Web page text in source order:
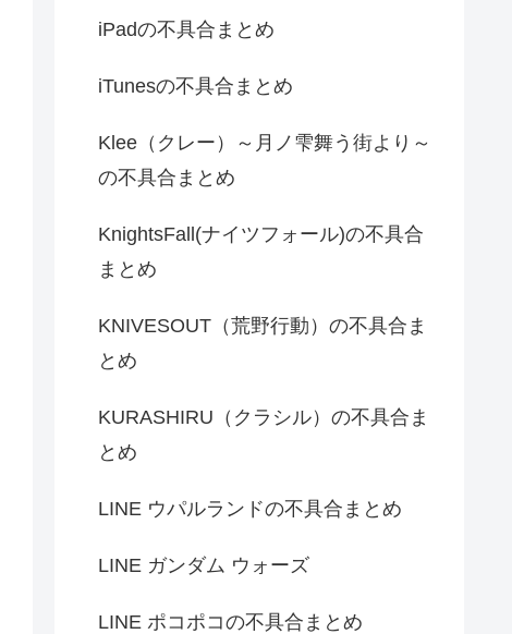
iPadの不具合まとめ
iTunesの不具合まとめ
Klee（クレー）～月ノ雫舞う街より～
の不具合まとめ
KnightsFall(ナイツフォール)の不具合
まとめ
KNIVESOUT（荒野行動）の不具合ま
とめ
KURASHIRU（クラシル）の不具合ま
とめ
LINE ウパルランドの不具合まとめ
LINE ガンダム ウォーズ
LINE ポコポコの不具合まとめ